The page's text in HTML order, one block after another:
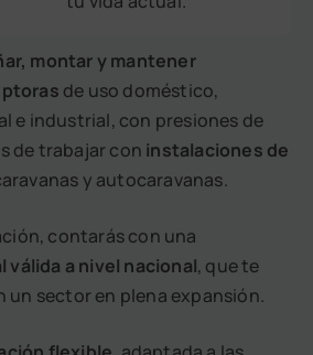
montar y mantener
de uso doméstico,
e industrial, con presiones de
de trabajar con instalaciones de
y autocaravanas.
contarás con una
a nivel nacional, que te
un sector en plena expansión.